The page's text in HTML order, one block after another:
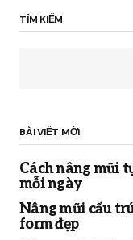
TÌM KIẾM
BÀI VIẾT MỚI
Cách nâng mũi
mỗi ngày
Nâng mũi cấu
form đẹp